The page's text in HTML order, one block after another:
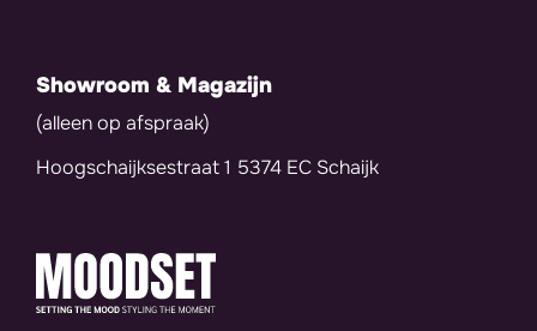
Showroom & Magazijn
(alleen op afspraak)
Hoogschaijksestraat 1 5374 EC Schaijk